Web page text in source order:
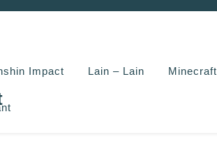
Impact Lain – Lain Minecraft